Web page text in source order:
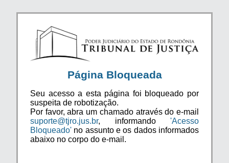
Página Bloqueada
Seu acesso a esta página foi bloqueado por
suspeita de robotização.
Por favor, abra um chamado através do e-mail
suporte@tjro.jus.br, informando 'Acesso
Bloqueado' no assunto e os dados informados
abaixo no corpo do e-mail.